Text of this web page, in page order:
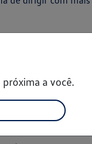
a você.